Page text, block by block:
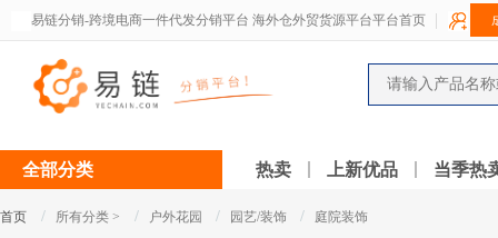
易链分销-跨境电商一件代发分销平台 海外仓外贸货源平台平台首页
全部分类 热卖 上新优品 当季热
首页 / 所有分类 > / 户外花园 / 园艺/装饰 / 庭院装饰